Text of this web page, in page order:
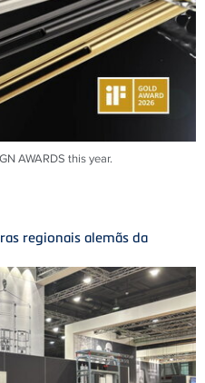
AWARDS this year.
regionais alemãs da